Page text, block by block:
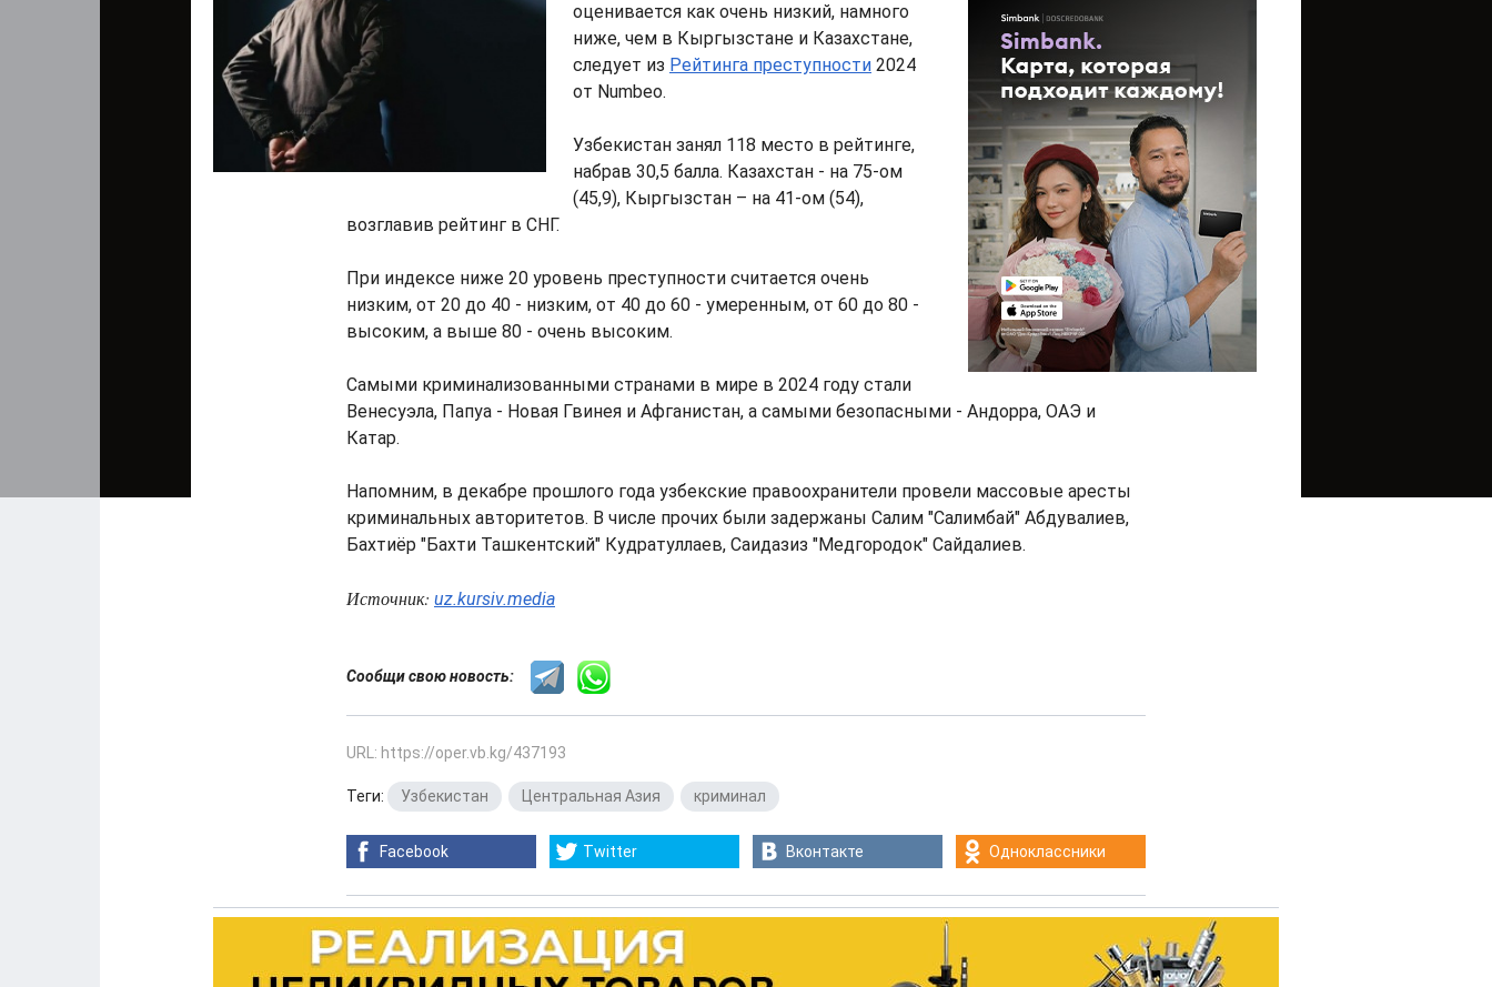
оценивается как очень низкий, намного
ниже, чем в Кыргызстане и Казахстане,
следует из Рейтинга преступности 2024
от Numbeo.
Узбекистан занял 118 место в рейтинге,
набрав 30,5 балла. Казахстан - на 75-ом
(45,9), Кыргызстан – на 41-ом (54),
возглавив рейтинг в СНГ.
При индексе ниже 20 уровень преступности считается очень
низким, от 20 до 40 - низким, от 40 до 60 - умеренным, от 60 до 80 -
высоким, а выше 80 - очень высоким.
Самыми криминализованными странами в мире в 2024 году стали
Венесуэла, Папуа - Новая Гвинея и Афганистан, а самыми безопасными - Андорра, ОАЭ и
Катар.
Напомним, в декабре прошлого года узбекские правоохранители провели массовые аресты
криминальных авторитетов. В числе прочих были задержаны Салим "Салимбай" Абдувалиев,
Бахтиёр "Бахти Ташкентский" Кудратуллаев, Саидазиз "Медгородок" Сайдалиев.
Источник: uz.kursiv.media
Сообщи свою новость:
URL: https://oper.vb.kg/437193
Теги: Узбекистан Центральная Азия криминал
Facebook Twitter Вконтакте Одноклассники